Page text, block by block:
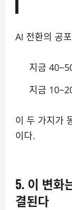
AI 전환의 공
지금
지금
이 두 가지가
이다.
5. 이 변화
결된다